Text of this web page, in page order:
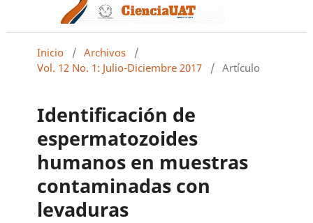
Inicio / Archivos
/
Vol. 12 No. 1: Julio-Diciembre 2017
/ Artículo
Identificación de
espermatozoides
humanos en muestras
contaminadas con
levaduras